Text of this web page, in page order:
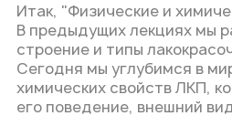
Итак, "Физические и
В предыдущих лекциях мы
строение и типы
Сегодня мы углубимся в
химических свойств ЛКП,
его поведение, внешний